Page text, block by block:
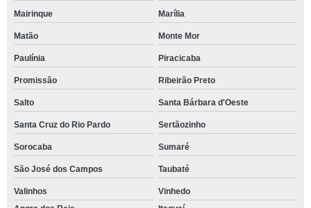
Mairinque Marília
Matão Monte Mor
Paulínia Piracicaba
Promissão Ribeirão Preto
Salto Santa Bárbara d'Oeste
Santa Cruz do Rio Pardo Sertãozinho
Sorocaba Sumaré
São José dos Campos Taubaté
Valinhos
Vinhedo